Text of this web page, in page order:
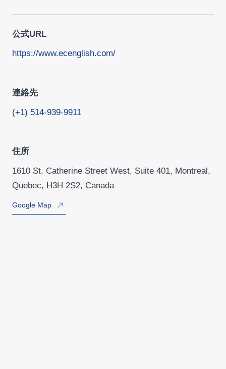
公式URL
https://www.ecenglish.com/
連絡先
(+1) 514-939-9911
住所
1610 St. Catherine Street West, Suite 401, Montreal,
Quebec, H3H 2S2, Canada
Google Map